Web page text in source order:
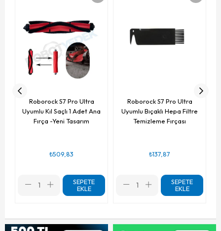
Roborock S7 Pro Ultra
Uyumlu Kıl Saçlı 1 Adet Ana
Fırça -Yeni Tasarım
₺509,83
SEPETE
EKLE
Roborock S7 Pro Ultra
Uyumlu Bıçaklı Hepa Filtre
Temizleme Fırçası
₺137,87
SEPETE
EKLE